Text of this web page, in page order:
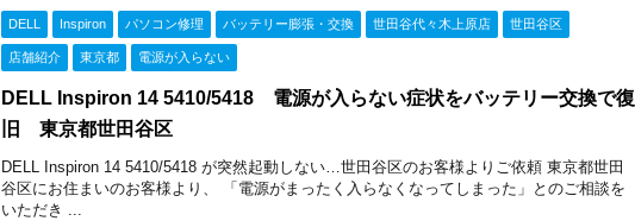
DELL Inspiron パソコン修理 バッテリー膨張・交換 世田谷代々木上原店 世田谷区
店舗紹介 東京都 電源が入らない
DELL Inspiron 14 5410/5418 電源が入らない症状をバッテリー交換で復
旧 東京都世田谷区
DELL Inspiron 14 5410/5418 が突然起動しない…世田谷区のお客様よりご依頼 東京都世田
谷区にお住まいのお客様より、 「電源がまったく入らなくなってしまった」とのご相談を
いただき ...